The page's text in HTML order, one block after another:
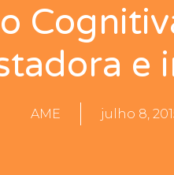
e
AME julho 8,